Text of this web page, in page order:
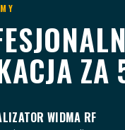
ZA
WIDMA RF